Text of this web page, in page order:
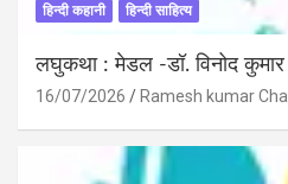
हिन्दी कहानी हिन्दी साहित्य
लघुकथा : मेडल -डॉ. विनोद कुमार
16/07/2026 Ramesh kumar